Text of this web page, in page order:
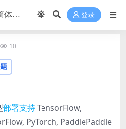
登录
10
部署支持TensorFlow,
PyTorch, PaddlePaddle